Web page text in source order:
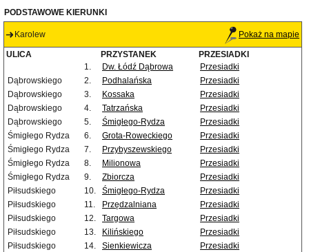
PODSTAWOWE KIERUNKI
Karolew Pokaż na mapie
ULICA PRZYSTANEK
PRZESIADKI
1.
Dw. Łódź Dąbrowa
Przesiadki
Dąbrowskiego
2. Podhalańska
Przesiadki
Dąbrowskiego
3. Kossaka
Przesiadki
Dąbrowskiego
4. Tatrzańska
Przesiadki
Dąbrowskiego
5. Śmigłego-Rydza
Przesiadki
Śmigłego Rydza
6. Grota-Roweckiego
Przesiadki
Śmigłego Rydza
7. Przybyszewskiego
Przesiadki
Śmigłego Rydza
8. Milionowa
Przesiadki
Śmigłego Rydza
9. Zbiorcza
Przesiadki
Piłsudskiego
10. Śmigłego-Rydza
Przesiadki
Piłsudskiego
11. Przędzalniana
Przesiadki
Piłsudskiego
12. Targowa
Przesiadki
Piłsudskiego
13. Kilińskiego
Przesiadki
Piłsudskiego
14. Sienkiewicza
Przesiadki